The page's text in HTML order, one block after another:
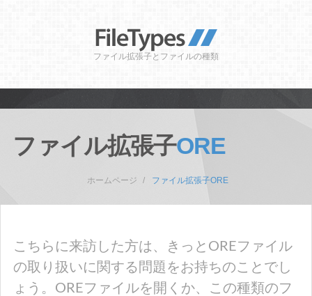
ファイル拡張子とファイルの種類
ファイル拡張子ORE
ホームページ ファイル拡張子ORE
こちらに来訪した方は、きっとOREファイル
の取り扱いに関する問題をお持ちのことでし
ょう。OREファイルを開くか、この種類のフ